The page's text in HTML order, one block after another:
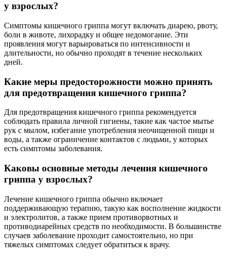
у взрослых?
Симптомы кишечного гриппа могут включать диарею, рвоту,
боли в животе, лихорадку и общее недомогание. Эти
проявления могут варьироваться по интенсивности и
длительности, но обычно проходят в течение нескольких
дней.
Какие меры предосторожности можно принять
для предотвращения кишечного гриппа?
Для предотвращения кишечного гриппа рекомендуется
соблюдать правила личной гигиены, такие как частое мытье
рук с мылом, избегание употребления неочищенной пищи и
воды, а также ограничение контактов с людьми, у которых
есть симптомы заболевания.
Каковы основные методы лечения кишечного
гриппа у взрослых?
Лечение кишечного гриппа обычно включает
поддерживающую терапию, такую как восполнение жидкости
и электролитов, а также прием противорвотных и
противодиарейных средств по необходимости. В большинстве
случаев заболевание проходит самостоятельно, но при
тяжелых симптомах следует обратиться к врачу.